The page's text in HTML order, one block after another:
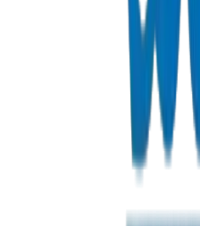
Résistance chimique, conformité
d'installation en sol sabkha.
Tuyaux et Raccords PPR
Municipalité de Dubaï
Guide de l'entrepreneur —